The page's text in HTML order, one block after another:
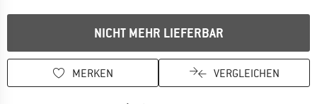
NICHT MEHR LIEFERBAR
MERKEN VERGLEICHEN